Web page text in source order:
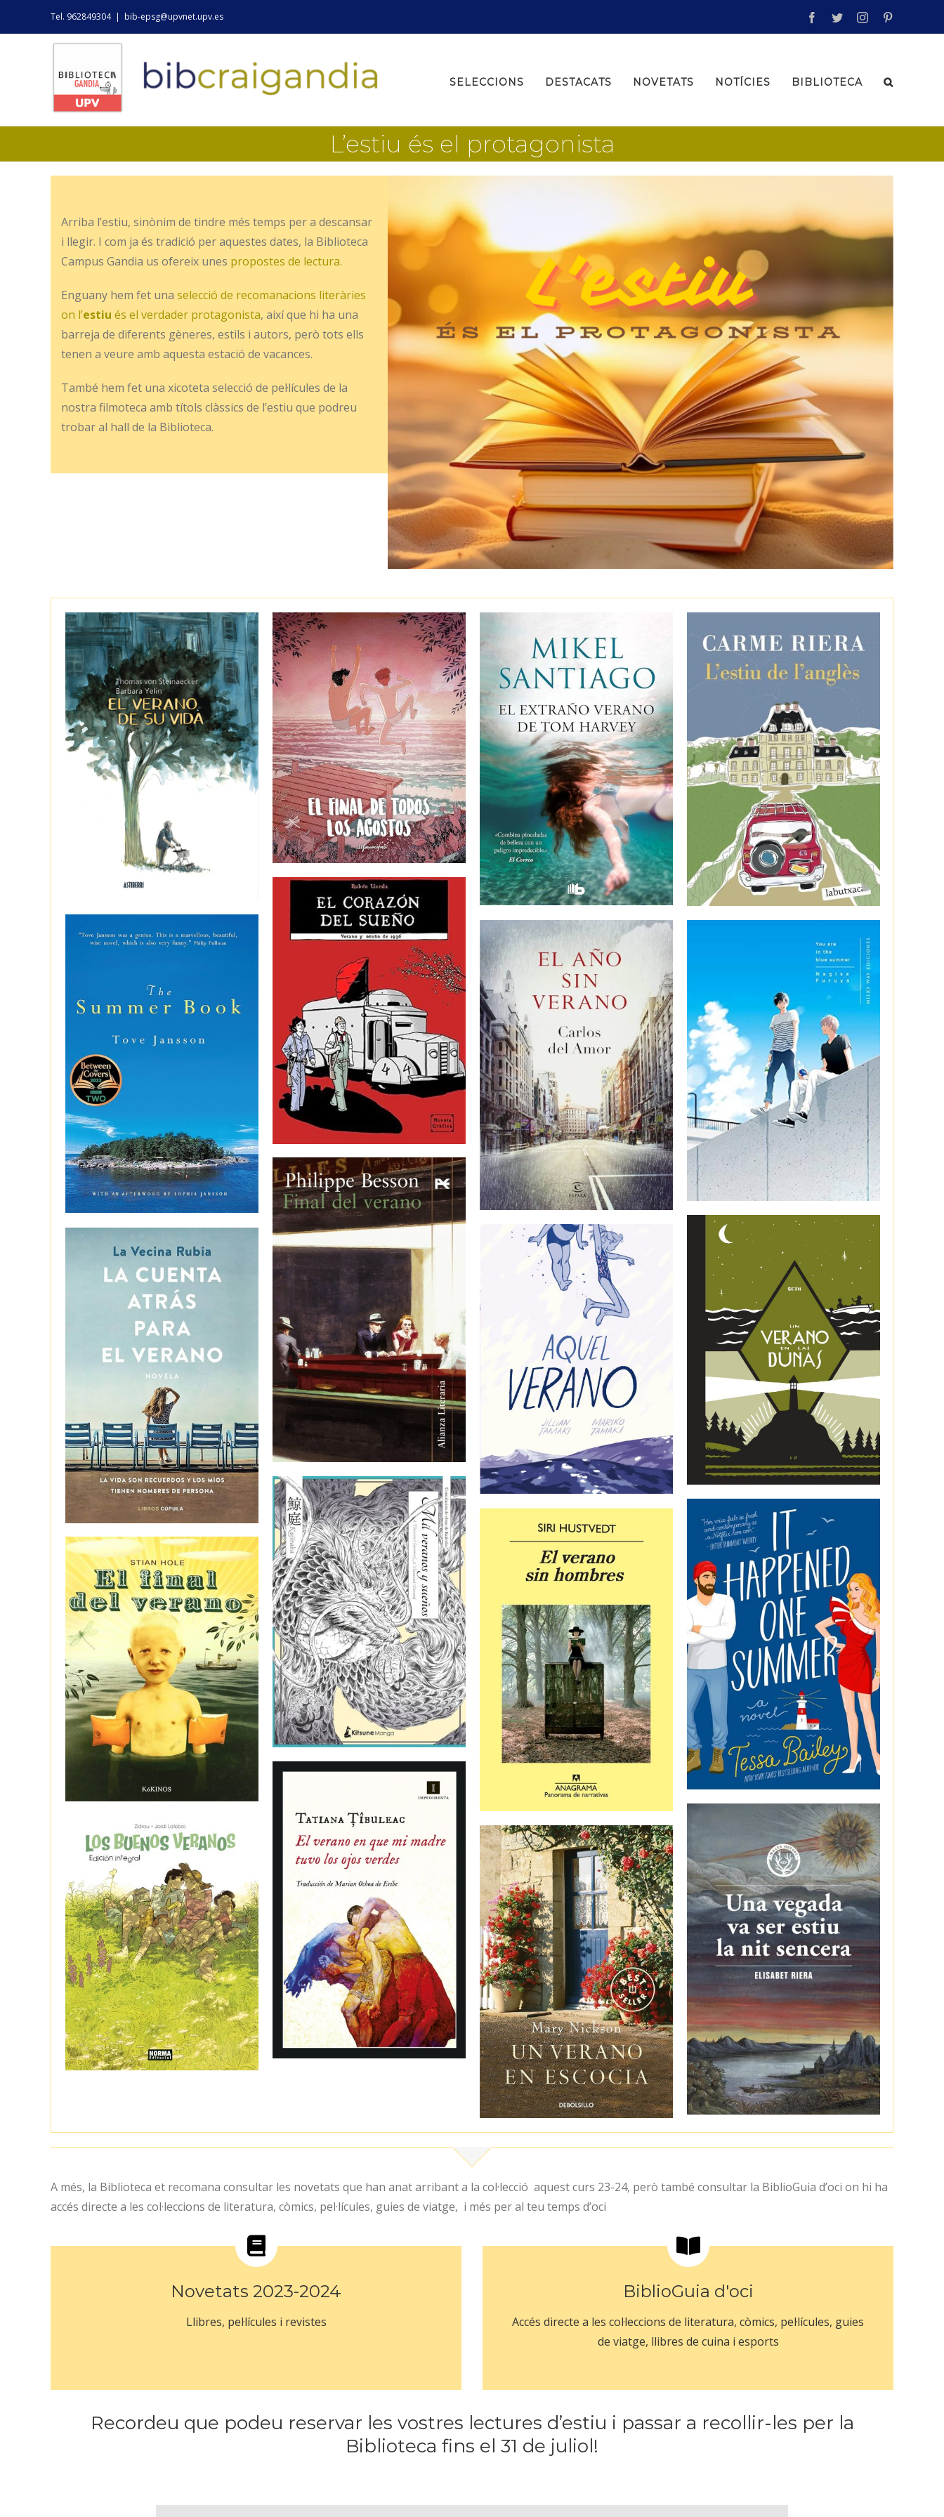
Tel. 962849304 | bib-epsg@upvnet.upv.es facebook
twitterinstagram
Search
SELECCIONS DESTACATS NOVETATS NOTÍCIES BIBLIOTECA
L’estiu és el protagonista
Arriba l’estiu, sinònim de tindre més temps per a descansar
i llegir. I com ja és tradició per aquestes dates, la Biblioteca
Campus Gandia us ofereix unes propostes de lectura.
Enguany hem fet una selecció de recomanacions literàries
on l’estiu és el verdader protagonista, així que hi ha una
barreja de diferents gèneres, estils i autors, però tots ells
tenen a veure amb aquesta estació de vacances.
També hem fet una xicoteta selecció de pel·lícules de la
nostra filmoteca amb títols clàssics de l’estiu que podreu
trobar al hall de la Biblioteca.
A més, la Biblioteca et recomana consultar les novetats que han anat arribant a la col·lecció aquest curs 23-24, però també consultar la BiblioGuia d’oci on hi ha
accés directe a les col·leccions de literatura, còmics, pel·lícules, guies de viatge, i més per al teu temps d’oci
Novetats 2023-2024
Llibres, pel·lícules i revistes
BiblioGuia d'oci
Accés directe a les col·leccions de literatura, còmics, pel·lícules, guies
de viatge, llibres de cuina i esports
Recordeu que podeu reservar les vostres lectures d’estiu i passar a recollir-les per la
Biblioteca fins el 31 de juliol!